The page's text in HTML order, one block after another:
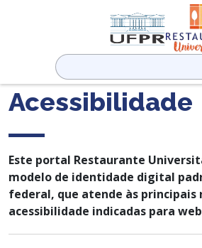
Pesquisar
por:
Acessibilidade
Este portal Restaurante
modelo de identidade digital
federal, que atende às principais
acessibilidade indicadas para